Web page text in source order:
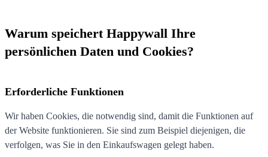
Warum speichert Happywall Ihre
persönlichen Daten und Cookies?
Erforderliche Funktionen
Wir haben Cookies, die notwendig sind, damit die Funktionen auf
der Website funktionieren. Sie sind zum Beispiel diejenigen, die
verfolgen, was Sie in den Einkaufswagen gelegt haben.